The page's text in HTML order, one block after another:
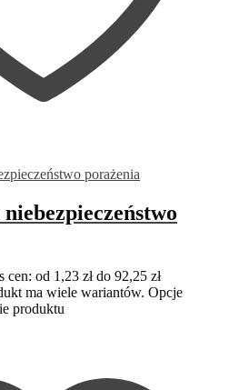
cen: od 1,23 zł do 92,25 zł
ma wiele wariantów. Opcje
produktu